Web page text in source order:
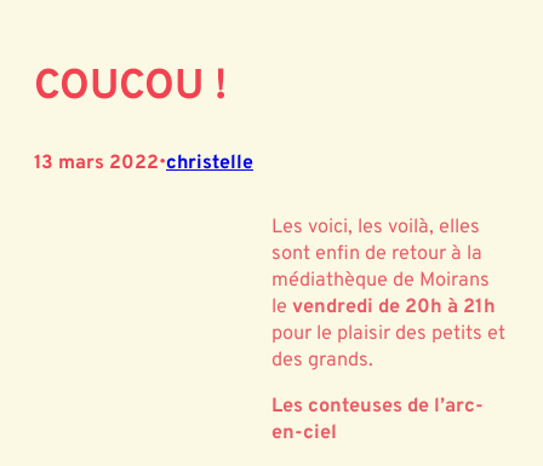
COUCOU !
13 mars 2022•christelle
Les voici, les voilà, elles
sont enfin de retour à la
médiathèque de Moirans
le vendredi de 20h à 21h
pour le plaisir des petits et
des grands.
Les conteuses de l’arc-
en-ciel